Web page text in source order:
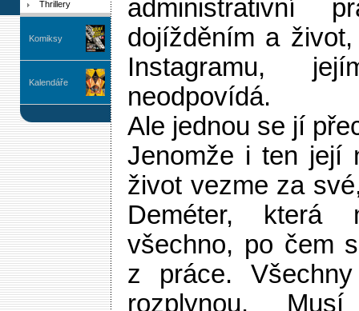
Thrillery
Komiksy
Kalendáře
administrativní
dojížděním a
Instagramu,
neodpovídá.
Ale jednou se jí
Jenomže i ten její
život vezme za
Deméter, která
všechno, po čem
z práce.
rozplynou.